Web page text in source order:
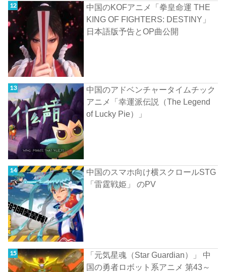
中国のKOFアニメ「拳皇命運 THE
KING OF FIGHTERS: DESTINY」
日本語版予告とOP曲公開
中国のアドベンチャータイムチック
アニメ「幸運派伝説（The Legend
of Lucky Pie）」
中国のスマホ向け横スクロールSTG
「雷霆戦姫」 のPV
「元気星魂（Star Guardian）」 中
国の勇者ロボット系アニメ 第43～